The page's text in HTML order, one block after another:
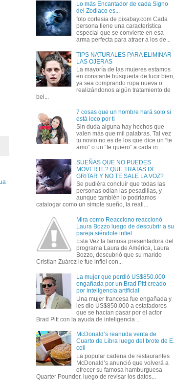
Lo más Encantador de cada Signo
del Zodiaco es...
foto cortesia de pixabay.com Cada
persona tiene una característica
especial que se convierte en esa
arma perfecta para atraer a los de...
TIPS NATURALES PARA ELIMINAR
LAS OJERAS
La mayoría de las mujeres estamos
en constante búsqueda de lucir bien,
ya sea comprando ropa nueva o
realizándonos algún tratamiento de
bel...
7 cosas que un hombre hará solo si
está loco por ti
Sin duda alguna hay hechos que
valen más que mil palabras. Tal vez
tu novio no es de los que dice un “te
amo” o un “te quiero” a cada in...
SUEÑAS QUE NO PUEDES
MOVERTE? QUE TRATAS DE
GRITAR Y NO TE SALE LA VOZ?
Se pudiéra concluir que todas las
personas odian las pesadillas, y
aunque también lo podríamos
catalogar como un simple sueño, la reali...
Mira como Reacciono reaccionó
Laura Bozzo luego de descubrir a su
pareja siéndole infiel
Esta Vez la famosa presentadora del
programa Laura de América, Laura
Bozzo, descubrió que su marido
Cristian Zuárez le fue infiel con...
La mujer que perdió US$850.000
engañada por un Brad Pitt creado
por inteligencia artificial
Una mujer francesa fue engañada y
les dio US$850.000 a estafadores
que se hacían pasar por el actor
Brad Pitt con la ayuda de inteligencia ...
McDonald’s reanuda venta de
Cuarto de Libra luego del brote de E.
coli
La popular cadena de restaurantes
McDonald’s anunció que volverá a
ofrecer su famosa hamburguesa
Quarter Pounder, luego de revisar los datos...